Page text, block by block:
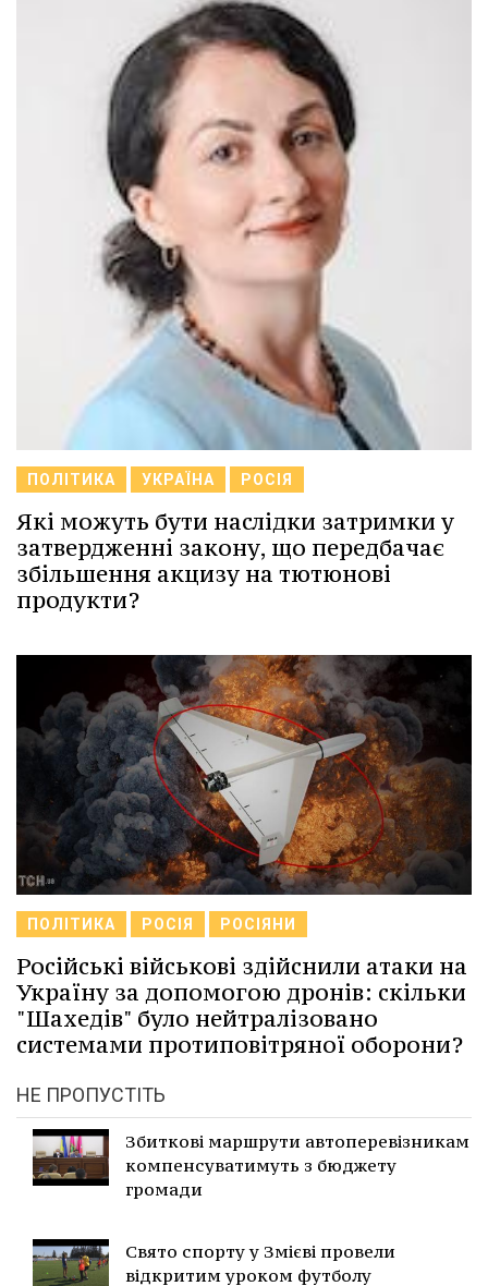
ПОЛІТИКА УКРАЇНА РОСІЯ
Які можуть бути наслідки затримки у
затвердженні закону, що передбачає
збільшення акцизу на тютюнові
продукти?
ПОЛІТИКА РОСІЯ РОСІЯНИ
Російські військові здійснили атаки на
Україну за допомогою дронів: скільки
"Шахедів" було нейтралізовано
системами протиповітряної оборони?
НЕ ПРОПУСТІТЬ
Збиткові маршрути автоперевізникам
компенсуватимуть з бюджету
громади
Свято спорту у Змієві провели
відкритим уроком футболу